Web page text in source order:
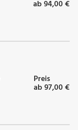
ab 94,00 €
Preis
ab 97,00 €